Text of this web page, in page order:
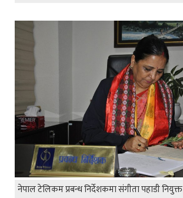
नेपाल टेलिकम प्रबन्ध निर्देशकमा संगीता पहाडी नियुक्त